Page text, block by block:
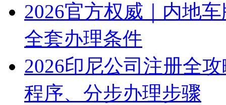
2026官方权威｜内地
全套办理条件
2026印尼公司注册全
程序、分步办理步骤